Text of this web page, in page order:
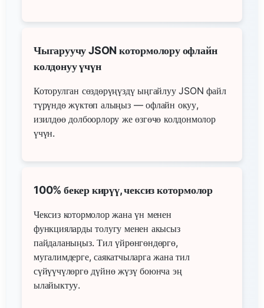
Чыгаруучу JSON котормолору офлайн
колдонуу үчүн
Которулган сөздөрүңүздү ыңгайлуу JSON файл
түрүндө жүктөп алыңыз — офлайн окуу,
изилдөө долбоорлору же өзгөчө колдонмолор
үчүн.
100% бекер кирүү, чексиз котормолор
Чексиз котормолор жана үн менен
функцияларды толугу менен акысыз
пайдаланыңыз. Тил үйрөнгөндөргө,
мугалимдерге, саякатчыларга жана тил
сүйүүчүлөргө дүйнө жүзү боюнча эң
ылайыктуу.